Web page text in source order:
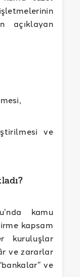
açıklayan
ve
kamu
kapsam
kuruluşlar
ve zararlar
ve